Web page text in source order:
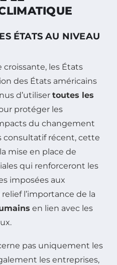
ÉTATS AU NIVEAU
croissante, les États
des États américains
d’utiliser toutes les
protéger les
du changement
consultatif récent, cette
mise en place de
qui renforceront les
imposées aux
l’importance de la
en lien avec les
pas uniquement les
les entreprises,